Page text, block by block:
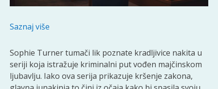
Saznaj više
Sophie Turner tumači lik poznate kradljivice nakita u
seriji koja istražuje kriminalni put vođen majčinskom
ljubavlju. Iako ova serija prikazuje kršenje zakona,